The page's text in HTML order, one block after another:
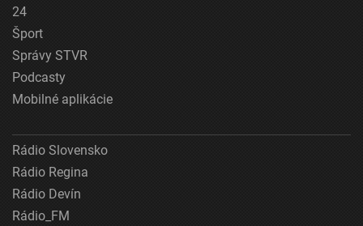
24
Šport
Správy STVR
Podcasty
Mobilné aplikácie
Rádio Slovensko
Rádio Regina
Rádio Devín
Rádio_FM